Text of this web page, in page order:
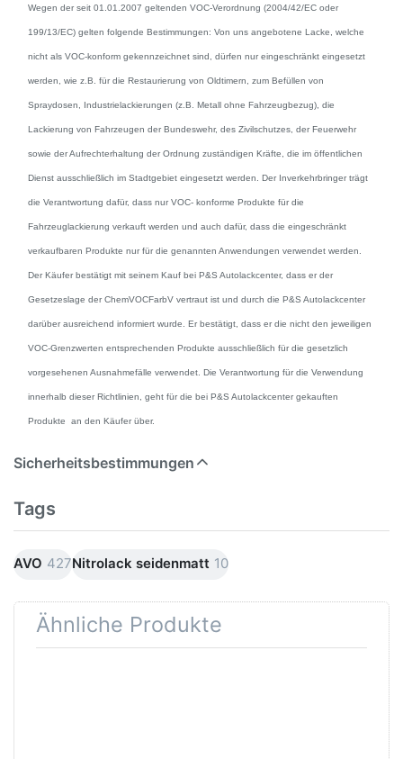
Wegen der seit 01.01.2007 geltenden VOC-Verordnung (2004/42/EC oder
199/13/EC) gelten folgende Bestimmungen: Von uns angebotene Lacke, welche
nicht als VOC-konform gekennzeichnet sind, dürfen nur eingeschränkt eingesetzt
werden, wie z.B. für die Restaurierung von Oldtimern, zum Befüllen von
Spraydosen, Industrielackierungen (z.B. Metall ohne Fahrzeugbezug), die
Lackierung von Fahrzeugen der Bundeswehr, des Zivilschutzes, der Feuerwehr
sowie der Aufrechterhaltung der Ordnung zuständigen Kräfte, die im öffentlichen
Dienst ausschließlich im Stadtgebiet eingesetzt werden. Der Inverkehrbringer trägt
die Verantwortung dafür, dass nur VOC- konforme Produkte für die
Fahrzeuglackierung verkauft werden und auch dafür, dass die eingeschränkt
verkaufbaren Produkte nur für die genannten Anwendungen verwendet werden.
Der Käufer bestätigt mit seinem Kauf bei P&S Autolackcenter, dass er der
Gesetzeslage der ChemVOCFarbV vertraut ist und durch die P&S Autolackcenter
darüber ausreichend informiert wurde. Er bestätigt, dass er die nicht den jeweiligen
VOC-Grenzwerten entsprechenden Produkte ausschließlich für die gesetzlich
vorgesehenen Ausnahmefälle verwendet. Die Verantwortung für die Verwendung
innerhalb dieser Richtlinien, geht für die bei P&S Autolackcenter gekauften
Produkte an den Käufer über.
Sicherheitsbestimmungen
Tags
AVO 427Nitrolack seidenmatt 10
Ähnliche Produkte